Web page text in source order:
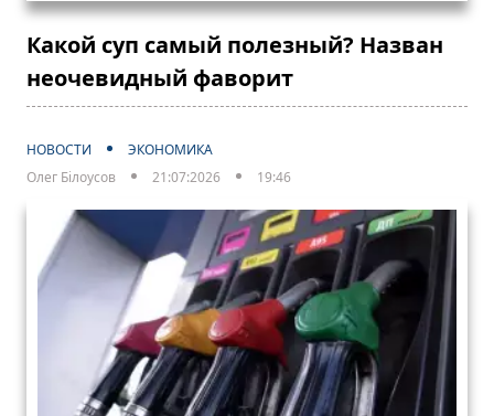
Какой суп самый полезный? Назван
неочевидный фаворит
НОВОСТИ
ЭКОНОМИКА
Олег Білоусов
21:07:2026 19:46